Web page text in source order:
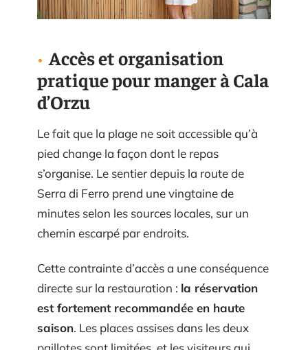
Accès et organisation
pratique pour manger à Cala
d’Orzu
Le fait que la plage ne soit accessible qu’à
pied change la façon dont le repas
s’organise. Le sentier depuis la route de
Serra di Ferro prend une vingtaine de
minutes selon les sources locales, sur un
chemin escarpé par endroits.
Cette contrainte d’accès a une conséquence
directe sur la restauration : la réservation
est fortement recommandée en haute
saison. Les places assises dans les deux